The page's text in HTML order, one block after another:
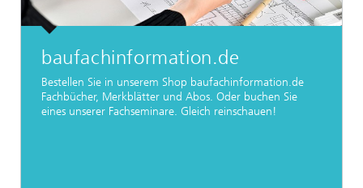
baufachinformation.de
Bestellen Sie in unserem Shop baufachinformation.de
Fachbücher, Merkblätter und Abos. Oder buchen Sie
eines unserer Fachseminare. Gleich reinschauen!